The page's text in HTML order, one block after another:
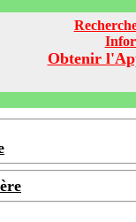
Obtenir